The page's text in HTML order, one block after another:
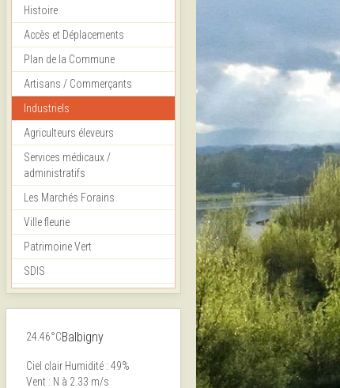
Histoire
Accès et Déplacements
Plan de la Commune
Artisans / Commerçants
Industriels
Agriculteurs éleveurs
Services médicaux /
administratifs
Les Marchés Forains
Ville fleurie
Patrimoine Vert
SDIS
24.46°CBalbigny
Ciel clair Humidité : 49%
Vent : N à 2.33 m/s